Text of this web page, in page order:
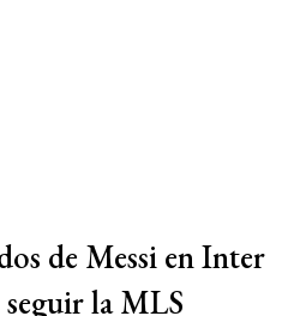
de Messi en Inter
la MLS